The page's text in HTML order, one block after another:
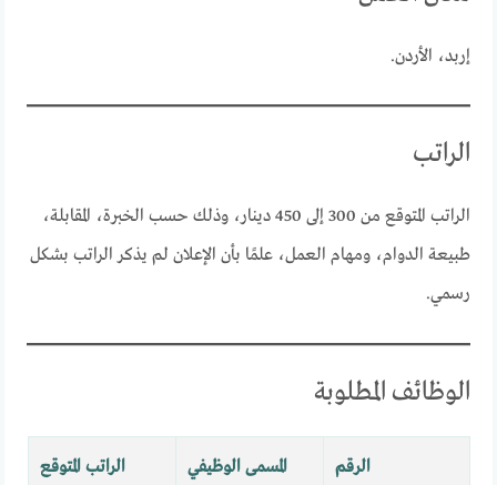
إربد، الأردن.
الراتب
الراتب المتوقع من 300 إلى 450 دينار، وذلك حسب الخبرة، المقابلة،
طبيعة الدوام، ومهام العمل، علمًا بأن الإعلان لم يذكر الراتب بشكل
رسمي.
الوظائف المطلوبة
الرقم المسمى الوظيفي الراتب المتوقع